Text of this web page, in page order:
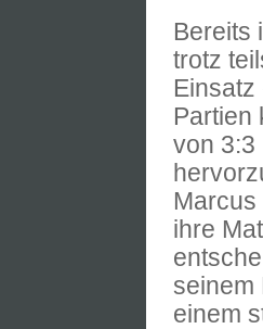
Bereits
trotz
Partien
von 3:3
ihre
seinem
einem